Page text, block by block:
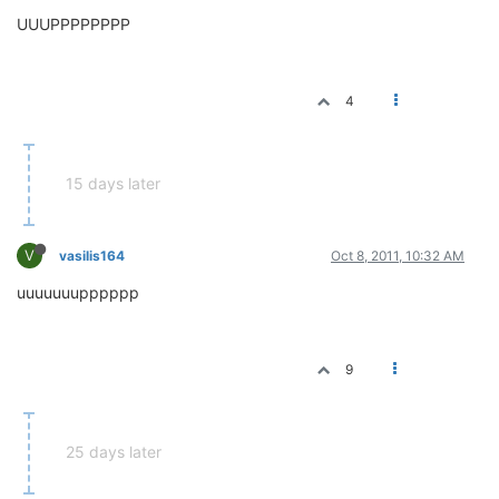
UUUPPPPPPPP
4
15 days later
V vasilis164 Oct 8, 2011, 10:32 AM
uuuuuuupppppp
9
25 days later